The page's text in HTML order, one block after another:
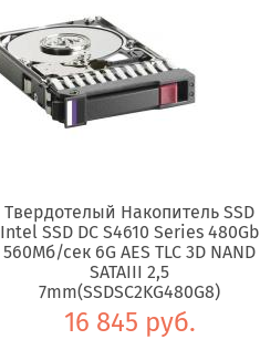
Твердотелый Накопитель SSD
Intel SSD DC S4610 Series 480Gb
560Мб/сек 6G AES TLC 3D NAND
SATAIII 2,5
7mm(SSDSC2KG480G8)
16 845 руб.